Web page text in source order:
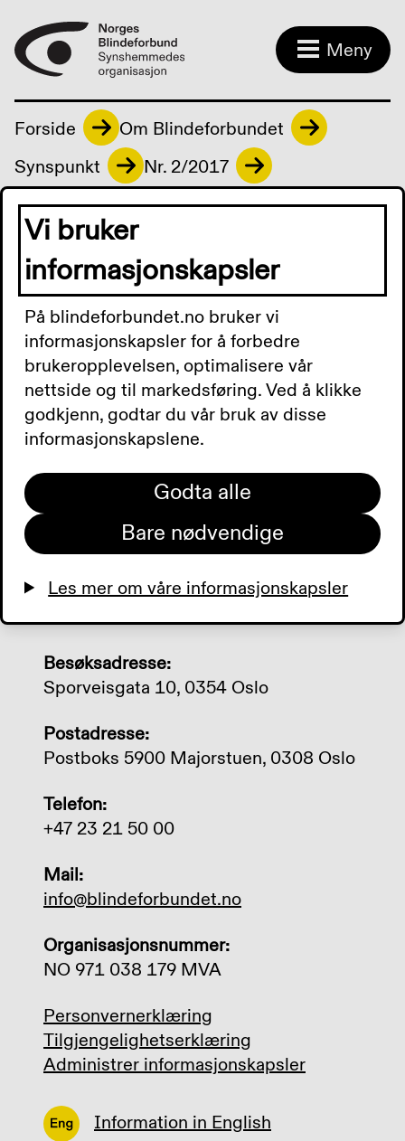
Meny
Forside
Om Blindeforbundet
Synspunkt
Nr. 2/2017
Synspunkt - lyd nr. 2/2017
0:00
Besøksadresse:
Sporveisgata 10, 0354 Oslo
Postadresse:
Postboks 5900 Majorstuen, 0308 Oslo
Telefon:
+47 23 21 50 00
Mail:
info@blindeforbundet.no
Organisasjonsnummer:
NO 971 038 179 MVA
Personvernerklæring
Tilgjengelighetserklæring
Administrer informasjonskapsler
Information in English
Vi bruker
informasjonskapsler
På blindeforbundet.no bruker vi
informasjonskapsler for å forbedre
brukeropplevelsen, optimalisere vår
nettside og til markedsføring. Ved å klikke
godkjenn, godtar du vår bruk av disse
informasjonskapslene.
Godta alle
Bare nødvendige
Les mer om våre informasjonskapsler